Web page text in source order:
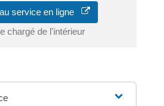
service en ligne
chargé de l'intérieur